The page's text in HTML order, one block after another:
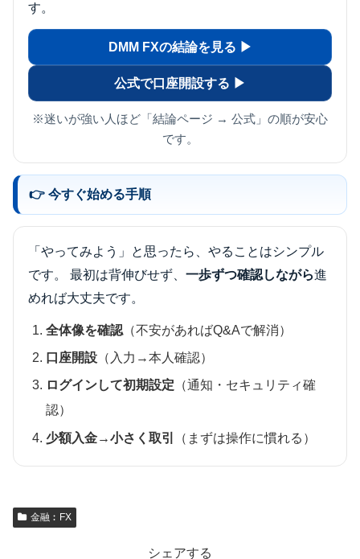
す。
DMM FXの結論を見る ▶
公式で口座開設する ▶
※迷いが強い人ほど「結論ページ → 公式」の順が安心
です。
👉 今すぐ始める手順
「やってみよう」と思ったら、やることはシンプル
です。 最初は背伸びせず、 一歩ずつ確認しながら進
めれば大丈夫です。
全体像を確認 （不安があればQ&Aで解消）
口座開設 （入力→本人確認）
ログインして初期設定 （通知・セキュリティ確
認）
少額入金→小さく取引 （まずは操作に慣れる）
金融︰FX
シェアする